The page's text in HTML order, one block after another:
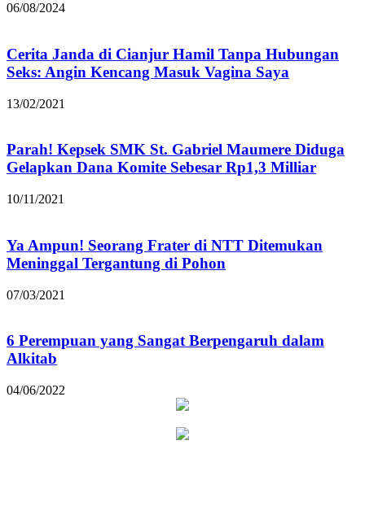
06/08/2024
Cerita Janda di Cianjur Hamil Tanpa Hubungan
Seks: Angin Kencang Masuk Vagina Saya
13/02/2021
Parah! Kepsek SMK St. Gabriel Maumere Diduga
Gelapkan Dana Komite Sebesar Rp1,3 Milliar
10/11/2021
Ya Ampun! Seorang Frater di NTT Ditemukan
Meninggal Tergantung di Pohon
07/03/2021
6 Perempuan yang Sangat Berpengaruh dalam
Alkitab
04/06/2022